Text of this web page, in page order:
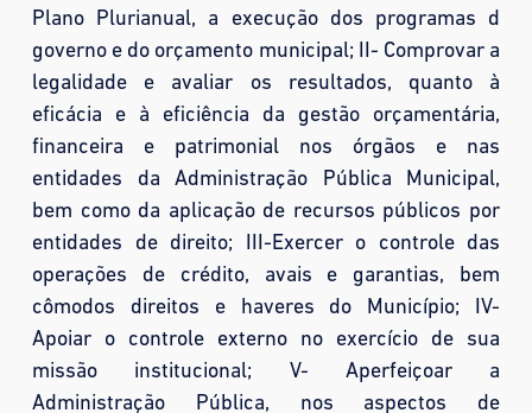
Plano Plurianual, a execução dos programas d
governo e do orçamento municipal; II- Comprovar a
legalidade e avaliar os resultados, quanto à
eficácia e à eficiência da gestão orçamentária,
financeira e patrimonial nos órgãos e nas
entidades da Administração Pública Municipal,
bem como da aplicação de recursos públicos por
entidades de direito; III-Exercer o controle das
operações de crédito, avais e garantias, bem
cômodos direitos e haveres do Município; IV-
Apoiar o controle externo no exercício de sua
missão institucional; V- Aperfeiçoar a
Administração Pública, nos aspectos de